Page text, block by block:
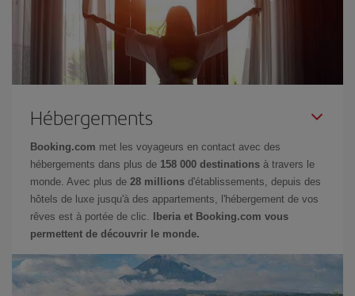
Hébergements
Booking.com met les voyageurs en contact avec des
hébergements dans plus de 158 000 destinations à travers le
monde. Avec plus de 28 millions d'établissements, depuis des
hôtels de luxe jusqu'à des appartements, l'hébergement de vos
rêves est à portée de clic.
Iberia et Booking.com vous
permettent de découvrir le monde.